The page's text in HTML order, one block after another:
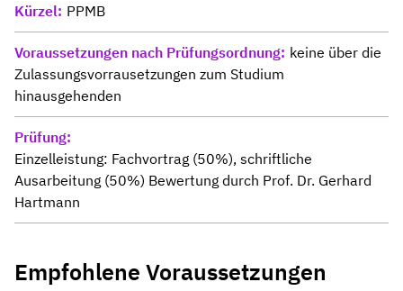
Kürzel PPMB
Voraussetzungen nach Prüfungsordnung keine über die
Zulassungsvorrausetzungen zum Studium
hinausgehenden
Prüfung
Einzelleistung: Fachvortrag (50%), schriftliche
Ausarbeitung (50%) Bewertung durch Prof. Dr. Gerhard
Hartmann
Empfohlene Voraussetzungen